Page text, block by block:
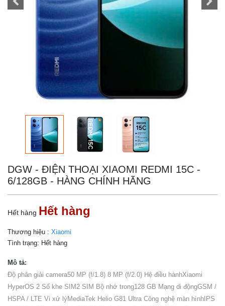
DGW - ĐIỆN THOẠI XIAOMI REDMI 15C -
6/128GB - HÀNG CHÍNH HÃNG
Hết hàng Hết hàng
Thương hiệu : Xiaomi
Tình trạng: Hết hàng
Mô tả:
Độ phân giải camera50 MP (f/1.8) 8 MP (f/2.0) Hệ điều hànhXiaomi
HyperOS 2 Số khe SIM2 SIM Bộ nhớ trong128 GB Mạng di độngGSM /
HSPA / LTE Vi xử lýMediaTek Helio G81 Ultra Công nghệ màn hìnhIPS